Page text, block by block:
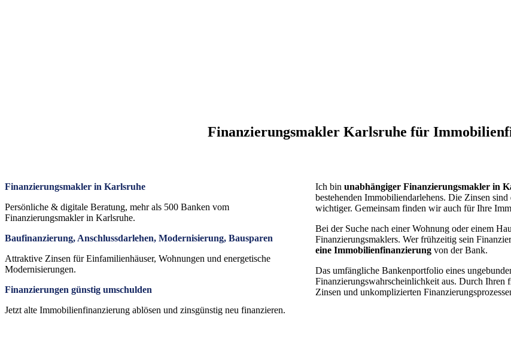
Finanzierungsmakler Karlsruhe für
Finanzierungsmakler in Karlsruhe
Persönliche & digitale Beratung, mehr als 500 Banken vom
Finanzierungsmakler in Karlsruhe.
Baufinanzierung, Anschlussdarlehen, Modernisierung, Bausparen
Attraktive Zinsen für Einfamilienhäuser, Wohnungen und energetische
Modernisierungen.
Finanzierungen günstig umschulden
Jetzt alte Immobilienfinanzierung ablösen und zinsgünstig neu finanzieren.
Ich bin unabhängiger Finanzierungsmakler in
bestehenden Immobiliendarlehens. Die Zinsen
wichtiger. Gemeinsam finden wir auch für Ihre
Bei der Suche nach einer Wohnung oder einem
Finanzierungsmaklers. Wer frühzeitig sein
eine Immobilienfinanzierungvon der Bank.
Das umfängliche Bankenportfolio eines
Finanzierungswahrscheinlichkeit aus. Durch
Zinsen und unkomplizierten